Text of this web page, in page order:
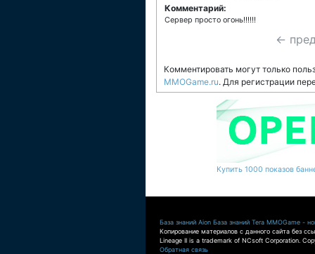
Комментарий:
Сервер просто огонь!!!!!!
←
Комментировать могут только
MMOGame.ru. Для регистрации
Купить 1000 показов
База знаний Aion База знаний Tera MMOGame -
Копирование материалов с данного сайта без
Lineage II is a trademark of NCsoft Corporation.
Обратная связь